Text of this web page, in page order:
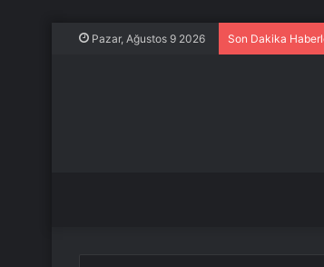
Pazar, Ağustos 9 2026 Son Dakika